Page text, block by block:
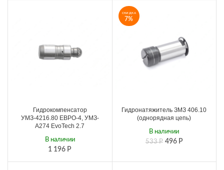
Гидрокомпенсатор
УМЗ-4216.80 ЕВРО-4, УМЗ-
А274 EvoTech 2.7
1 196 Р
В наличии
СКИДКА
7%
Гидронатяжитель ЗМЗ 406.10
(однорядная цепь)
533Р 496 Р
В наличии